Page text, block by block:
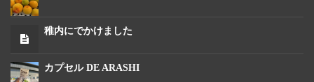
稚内にでかけました
カプセル DE ARASHI